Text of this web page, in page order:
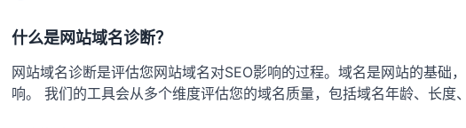
什么是网站域名诊断？
网站域名诊断是评估您网站域名对SEO影响的过程。域名是网站的基础
响。 我们的工具会从多个维度评估您的域名质量，包括域名年龄、长度